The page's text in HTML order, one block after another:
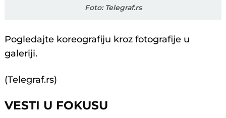
Foto: Telegraf.rs
Pogledajte koreografiju kroz fotografije u
galeriji.
(Telegraf.rs)
VESTI U FOKUSU